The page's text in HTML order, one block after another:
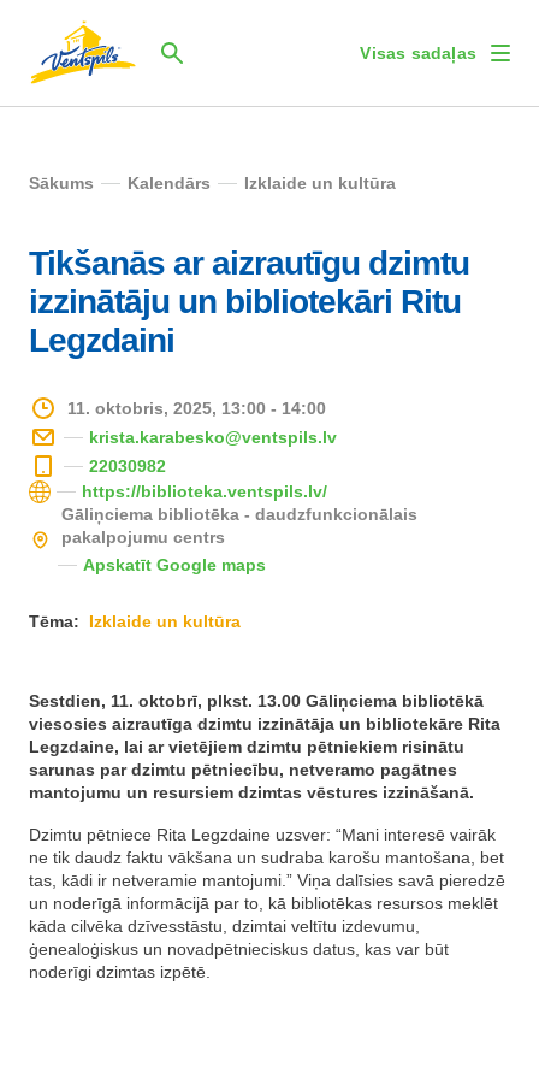
Visas sadaļas
Sākums Kalendārs Izklaide un kultūra
Tikšanās ar aizrautīgu dzimtu
izzinātāju un bibliotekāri Ritu
Legzdaini
11. oktobris, 2025, 13:00 - 14:00
krista.karabesko@ventspils.lv
22030982
https://biblioteka.ventspils.lv/
Gāliņciema bibliotēka - daudzfunkcionālais
pakalpojumu centrs
Apskatīt Google maps
Tēma: Izklaide un kultūra
Sestdien, 11. oktobrī, plkst. 13.00 Gāliņciema bibliotēkā
viesosies aizrautīga dzimtu izzinātāja un bibliotekāre Rita
Legzdaine, lai ar vietējiem dzimtu pētniekiem risinātu
sarunas par dzimtu pētniecību, netveramo pagātnes
mantojumu un resursiem dzimtas vēstures izzināšanā.
Dzimtu pētniece Rita Legzdaine uzsver: “Mani interesē vairāk
ne tik daudz faktu vākšana un sudraba karošu mantošana, bet
tas, kādi ir netveramie mantojumi.” Viņa dalīsies savā pieredzē
un noderīgā informācijā par to, kā bibliotēkas resursos meklēt
kāda cilvēka dzīvesstāstu, dzimtai veltītu izdevumu,
ģenealoģiskus un novadpētnieciskus datus, kas var būt
noderīgi dzimtas izpētē.